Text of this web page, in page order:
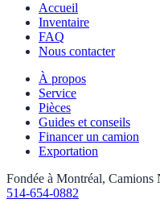
Accueil
Inventaire
FAQ
Nous contacter
À propos
Service
Pièces
Guides et conseils
Financer un camion
Exportation
Fondée à Montréal, Camions
514-654-0882